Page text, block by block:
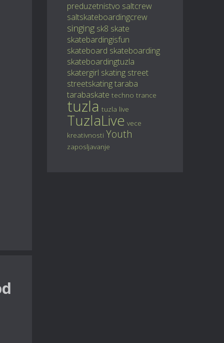
preduzetnistvo saltcrew
saltskateboardingcrew
singing sk8 skate
skatebardingisfun
skateboard skateboarding
skateboardingtuzla
skatergirl skating street
streetskating taraba
tarabaskate techno trance
tuzla tuzla live
TuzlaLive vece
kreativnosti Youth
zaposljavanje